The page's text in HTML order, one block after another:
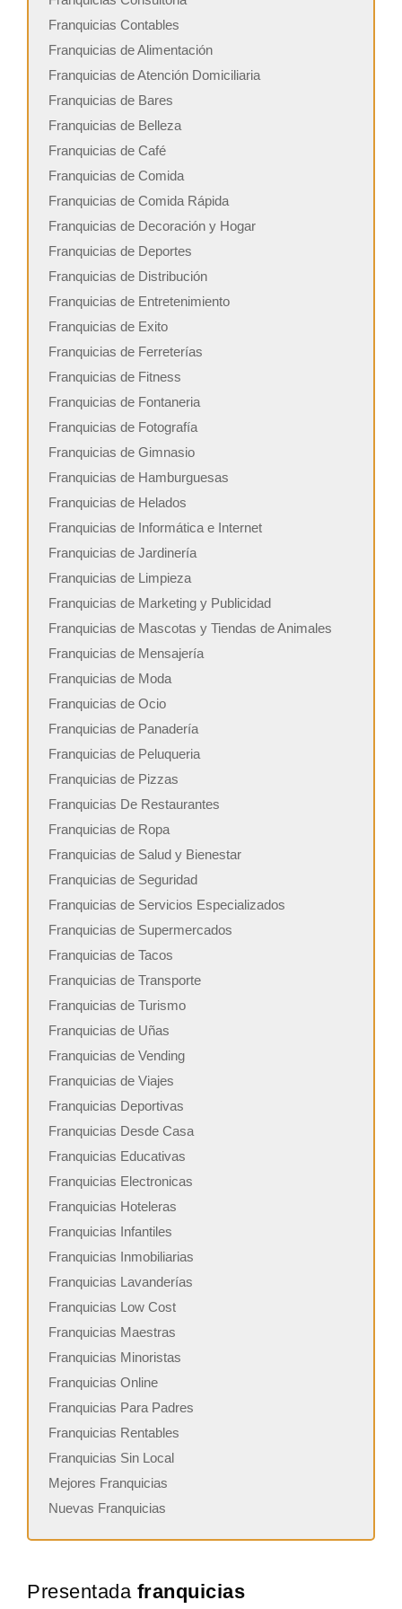
Franquicias Contables
Franquicias de Alimentación
Franquicias de Atención Domiciliaria
Franquicias de Bares
Franquicias de Belleza
Franquicias de Café
Franquicias de Comida
Franquicias de Comida Rápida
Franquicias de Decoración y Hogar
Franquicias de Deportes
Franquicias de Distribución
Franquicias de Entretenimiento
Franquicias de Exito
Franquicias de Ferreterías
Franquicias de Fitness
Franquicias de Fontaneria
Franquicias de Fotografía
Franquicias de Gimnasio
Franquicias de Hamburguesas
Franquicias de Helados
Franquicias de Informática e Internet
Franquicias de Jardinería
Franquicias de Limpieza
Franquicias de Marketing y Publicidad
Franquicias de Mascotas y Tiendas de Animales
Franquicias de Mensajería
Franquicias de Moda
Franquicias de Ocio
Franquicias de Panadería
Franquicias de Peluqueria
Franquicias de Pizzas
Franquicias De Restaurantes
Franquicias de Ropa
Franquicias de Salud y Bienestar
Franquicias de Seguridad
Franquicias de Servicios Especializados
Franquicias de Supermercados
Franquicias de Tacos
Franquicias de Transporte
Franquicias de Turismo
Franquicias de Uñas
Franquicias de Vending
Franquicias de Viajes
Franquicias Deportivas
Franquicias Desde Casa
Franquicias Educativas
Franquicias Electronicas
Franquicias Hoteleras
Franquicias Infantiles
Franquicias Inmobiliarias
Franquicias Lavanderías
Franquicias Low Cost
Franquicias Maestras
Franquicias Minoristas
Franquicias Online
Franquicias Para Padres
Franquicias Rentables
Franquicias Sin Local
Mejores Franquicias
Nuevas Franquicias
Presentada franquicias